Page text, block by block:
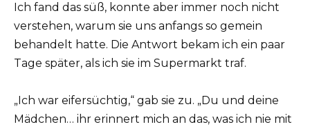
Ich fand das süß, konnte aber immer noch nicht
verstehen, warum sie uns anfangs so gemein
behandelt hatte. Die Antwort bekam ich ein paar
Tage später, als ich sie im Supermarkt traf.
„Ich war eifersüchtig,“ gab sie zu. „Du und deine
Mädchen… ihr erinnert mich an das, was ich nie mit